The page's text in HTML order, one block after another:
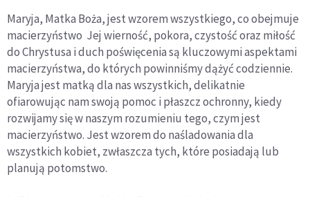
Maryja, Matka Boża, jest wzorem wszystkiego, co obejmuje
macierzyństwo Jej wierność, pokora, czystość oraz miłość
do Chrystusa i duch poświęcenia są kluczowymi aspektami
macierzyństwa, do których powinniśmy dążyć codziennie.
Maryja jest matką dla nas wszystkich, delikatnie
ofiarowując nam swoją pomoc i płaszcz ochronny, kiedy
rozwijamy się w naszym rozumieniu tego, czym jest
macierzyństwo. Jest wzorem do naśladowania dla
wszystkich kobiet, zwłaszcza tych, które posiadają lub
planują potomstwo.